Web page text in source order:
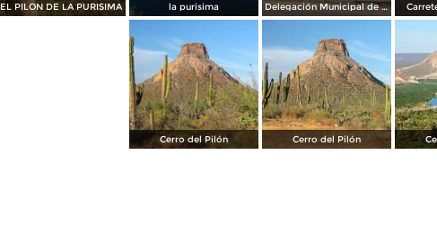
EL PILON DE LA PURISIMA la purisima Delegación Municipal de La Purísima
Cerro del Pilón Cerro del Pilón